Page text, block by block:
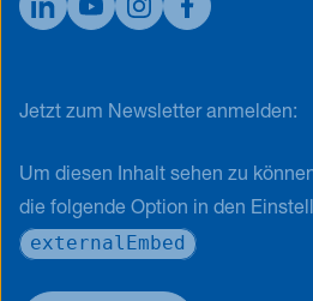
Jetzt zum Newsletter anmelden:
Um diesen Inhalt sehen zu
die folgende Option in den
externalEmbed